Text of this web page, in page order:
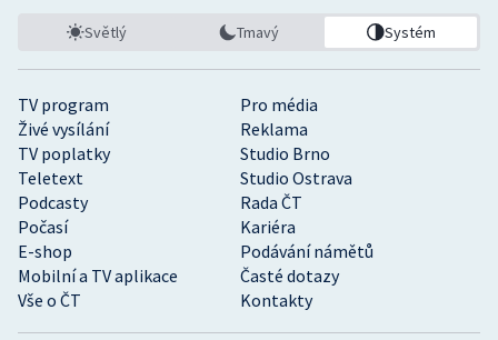
TV program
Pro média
Živé vysílání
Reklama
TV poplatky
Studio Brno
Teletext
Studio Ostrava
Podcasty
Rada ČT
Počasí
Kariéra
E-shop
Podávání námětů
Mobilní a TV aplikace
Časté dotazy
Vše o ČT
Kontakty
Světlý Tmavý Systém